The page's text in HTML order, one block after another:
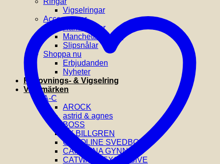
Vigselringar
Accessoarer
Hårklämmor
Manchettknappar
Slipsnålar
Shoppa nu
Erbjudanden
Nyheter
Förlovnings- & Vigselring
Varumärken
A-C
AROCK
astrid & agnes
BOSS
BY BILLGREN
CAROLINE SVEDBOM
CAROLINA GYNNING
CATWALK EXCLUSIVE